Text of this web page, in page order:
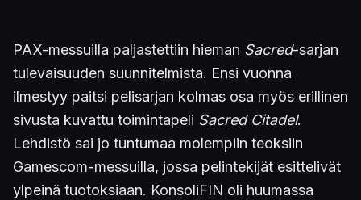
PAX-messuilla paljastettiin hieman Sacred-sarjan
tulevaisuuden suunnitelmista. Ensi vuonna
ilmestyy paitsi pelisarjan kolmas osa myös erillinen
sivusta kuvattu toimintapeli Sacred Citadel.
Lehdistö sai jo tuntumaa molempiin teoksiin
Gamescom-messuilla, jossa pelintekijät esittelivät
ylpeinä tuotoksiaan. KonsoliFIN oli huumassa